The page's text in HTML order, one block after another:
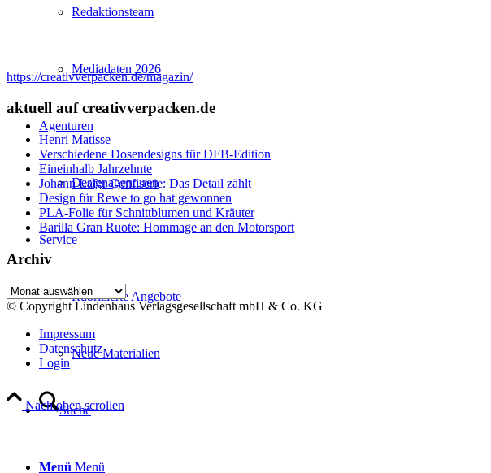
Redaktionsteam
Mediadaten 2026
Agenturen
Designagenturen
Service
Rubrizierte Angebote
Neue Materialien
Suche
Menü Menü
https://creativverpacken.de/magazin/
aktuell auf creativverpacken.de
Henri Matisse
Verschiedene Dosendesigns für DFB-Edition
Eineinhalb Jahrzehnte
Johann Lafer Confiserie: Das Detail zählt
Design für Rewe to go hat gewonnen
PLA-Folie für Schnittblumen und Kräuter
Barilla Gran Ruote: Hommage an den Motorsport
Archiv
Archiv
© Copyright Lindenhaus Verlagsgesellschaft mbH & Co. KG
Impressum
Datenschutz
Login
Nach oben scrollen